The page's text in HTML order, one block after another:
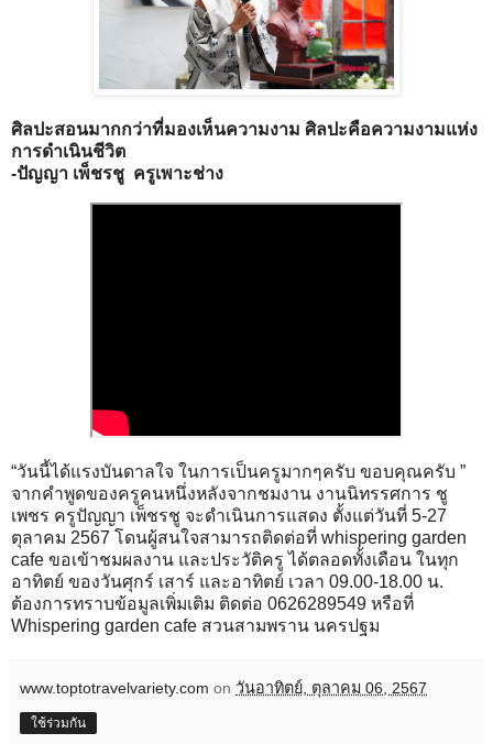
ศิลปะสอนมากกว่าที่มองเห็นความงาม ศิลปะคือความงามแห่ง
การดำเนินชีวิต
-ปัญญา เพ็ชรชู ครูเพาะช่าง
“วันนี้ได้แรงบันดาลใจ ในการเป็นครูมากๆครับ ขอบคุณครับ ”
จากคำพูดของครูคนหนึ่งหลังจากชมงาน งานนิทรรศการ ชู
เพชร ครูปัญญา เพ็ชรชู จะดำเนินการแสดง ตั้งแต่วันที่ 5-27
ตุลาคม 2567 โดนผู้สนใจสามารถติดต่อที่ whispering garden
cafe ขอเข้าชมผลงาน และประวัติครู ได้ตลอดทั้งเดือน ในทุก
อาทิตย์ ของวันศุกร์ เสาร์ และอาทิตย์ เวลา 09.00-18.00 น.
ต้องการทราบข้อมูลเพิ่มเติม ติดต่อ 0626289549 หรือที่
Whispering garden cafe สวนสามพราน นครปฐม
www.toptotravelvariety.com on วันอาทิตย์, ตุลาคม 06, 2567
ใช้ร่วมกัน